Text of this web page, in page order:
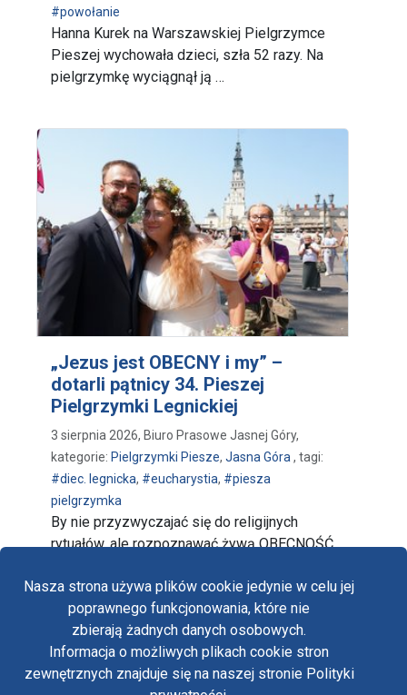
Nasza strona używa plików cookie jedynie w celu jej
poprawnego funkcjonowania, które nie
zbierają żadnych danych osobowych.
Informacja o możliwych plikach cookie stron
zewnętrznych znajduje się na naszej stronie Polityki
#powołanie
Hanna Kurek na Warszawskiej Pielgrzymce
Pieszej wychowała dzieci, szła 52 razy. Na
pielgrzymkę wyciągnął ją …
„Jezus jest OBECNY i my” –
dotarli pątnicy 34. Pieszej
Pielgrzymki Legnickiej
3 sierpnia 2026, Biuro Prasowe Jasnej Góry,
kategorie: Pielgrzymki Piesze, Jasna Góra , tagi:
#diec. legnicka, #eucharystia, #piesza
pielgrzymka
By nie przyzwyczajać się do religijnych
rytuałów, ale rozpoznawać żywą OBECNOŚĆ